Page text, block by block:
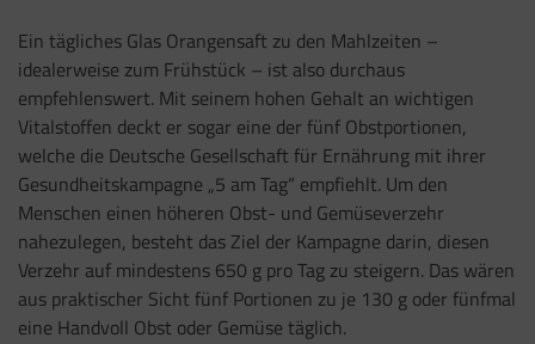
Ein tägliches Glas Orangensaft zu den Mahlzeiten –
idealerweise zum Frühstück – ist also durchaus
empfehlenswert. Mit seinem hohen Gehalt an wichtigen
Vitalstoffen deckt er sogar eine der fünf Obstportionen,
welche die Deutsche Gesellschaft für Ernährung mit ihrer
Gesundheitskampagne „5 am Tag“ empfiehlt. Um den
Menschen einen höheren Obst- und Gemüseverzehr
nahezulegen, besteht das Ziel der Kampagne darin, diesen
Verzehr auf mindestens 650 g pro Tag zu steigern. Das wären
aus praktischer Sicht fünf Portionen zu je 130 g oder fünfmal
eine Handvoll Obst oder Gemüse täglich.